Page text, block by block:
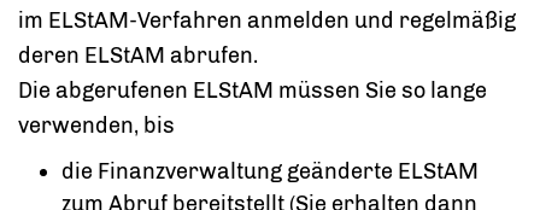
im ELStAM-Verfahren anmelden und regelmäßig
deren ELStAM abrufen.
Die abgerufenen ELStAM müssen Sie so lange
verwenden, bis
die Finanzverwaltung geänderte ELStAM
zum Abruf bereitstellt (Sie erhalten dann